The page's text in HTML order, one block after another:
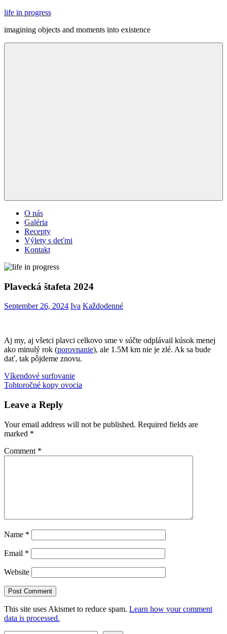
Skip
content
life in progress
imagining objects and moments into existence
O nás
Galéria
Recepty
Výlety s deťmi
Kontakt
Plavecká štafeta 2024
September 26, 2024 Iva Každodenné
Aj my, aj všetci plavci celkovo sme v súčte odplávail kúsok menej
ako minulý rok (porovnanie), ale 1.5M km nie je zlé. Ak sa bude
dať, tak pôjdeme znovu.
plávanieštafeta
Post
navigation
Previous
Post:
Víkendové surfovanie
Next
Tohtoročné kopy ovocia
Leave a Reply
Your email address will not be published. Required fields are
marked *
Comment *
Name *
Email *
Website
This site uses Akismet to reduce spam. Learn how your comment
data is processed.